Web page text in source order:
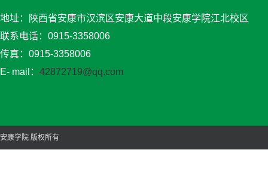
地址：陕西省安康市汉滨区安康大道中段安康学院江北校区
联系电话：0915-3358006
传真：0915-3358006
E- mail： 42872719@qq.com
安康学院 版权所有